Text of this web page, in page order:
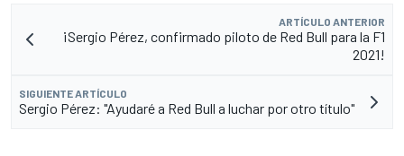
ARTÍCULO ANTERIOR
¡Sergio Pérez, confirmado piloto de Red Bull para la F1
2021!
SIGUIENTE ARTÍCULO
Sergio Pérez: "Ayudaré a Red Bull a luchar por otro título"